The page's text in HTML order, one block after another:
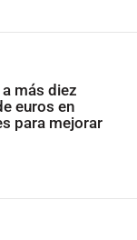
más diez
euros en
para mejorar